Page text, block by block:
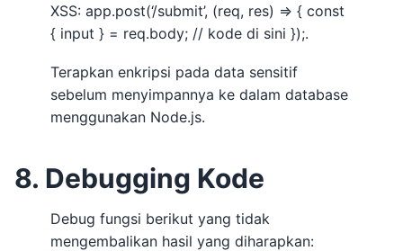
XSS: app.post(‘/submit’, (req, res) => { const
{ input } = req.body; // kode di sini });.
Terapkan enkripsi pada data sensitif
sebelum menyimpannya ke dalam database
menggunakan Node.js.
8. Debugging Kode
Debug fungsi berikut yang tidak
mengembalikan hasil yang diharapkan: